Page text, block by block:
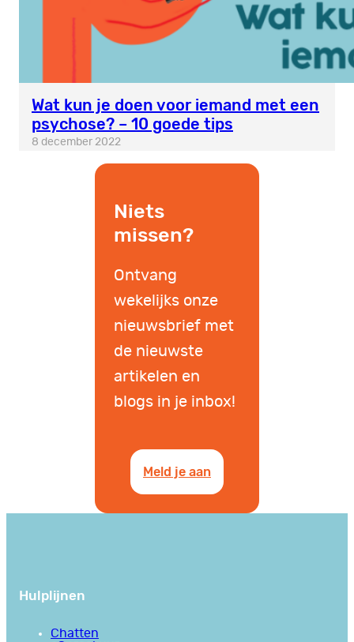
Wat kun je doen voor iemand met een
psychose? – 10 goede tips
8 december 2022
Niets
missen?
Ontvang
wekelijks onze
nieuwsbrief met
de nieuwste
artikelen en
blogs in je inbox!
Meld je aan
Hulplijnen
Chatten